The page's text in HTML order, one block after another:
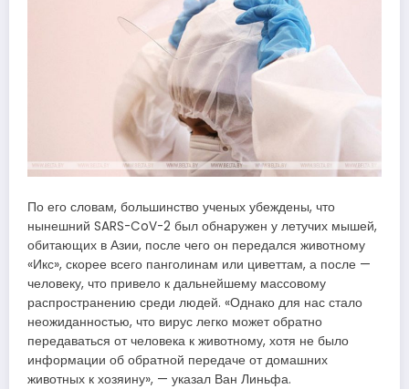
По его словам, большинство ученых убеждены, что
нынешний SARS-CoV-2 был обнаружен у летучих мышей,
обитающих в Азии, после чего он передался животному
«Икс», скорее всего панголинам или циветтам, а после —
человеку, что привело к дальнейшему массовому
распространению среди людей. «Однако для нас стало
неожиданностью, что вирус легко может обратно
передаваться от человека к животному, хотя не было
информации об обратной передаче от домашних
животных к хозяину», — указал Ван Линьфа.